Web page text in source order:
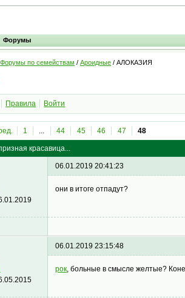
Форумы
Форумы по семействам / Ароидные / АЛОКАЗИЯ
Правила Войти
1 ... 44 45 46 47 48
красавица...
06.01.2019 20:41:23
они в итоге отпадут?
06.01.2019 23:15:48
рок, больные в смысле желтые?